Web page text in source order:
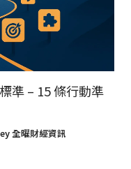
準 – 15 條行動準
全曜財經資訊